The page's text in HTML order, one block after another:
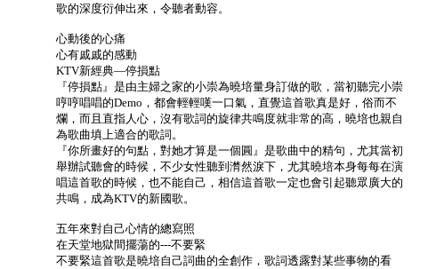
歌的深度衍伸出來，令聽者動容。
心動後的心痛
心有戚戚的感動
KTV新經典—停損點
『停損點』是由主婦之家的小崇為曉培量身訂做的歌，當初聽完小崇
哼哼唱唱的Demo，都會輕輕嘆一口氣，直覺這首歌真是好，俗而不
爛，而且直指人心，沒有歌詞的旋律共鳴度就非常的高，曉培也親自
為歌曲填上適合的歌詞。
『你所畫好的句點，對她才算是一個圓』是歌曲中的精句，尤其當初
舉辦試聽會的時候，不少女性聽到潸然淚下，尤其曉培本身每每在演
唱這首歌的時候，也不能自己，相信這首歌一定也會引起聽眾廣大的
共鳴，成為KTV的新國歌。
五年來對自己心情的總寫照
在天堂地獄間擺蕩的---不要緊
不要緊這首歌是曉培自己詞曲的全創作，歌詞透露對某些事物的看